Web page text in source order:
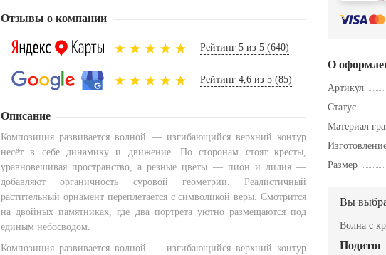
Отзывы о компании
Рейтинг 5 из 5 (640)
Рейтинг 4,6 из 5 (85)
Описание
Композиция развивается волной — изгибающийся верхний контур
несёт в себе динамику и движение. По сторонам стоят кресты,
уравновешивая пространство, а резные цветы — пион и лилия —
добавляют органичность суровой геометрии. Реалистичный
растительный орнамент переплетается с символикой веры. Смотрится
на двойных памятниках, где два портрета уютно размещаются под
единым небосводом.
Композиция развивается волной — изгибающийся верхний контур
О
Артикул
Статус
Материал
Размер
Вы
Волна с
Подитог